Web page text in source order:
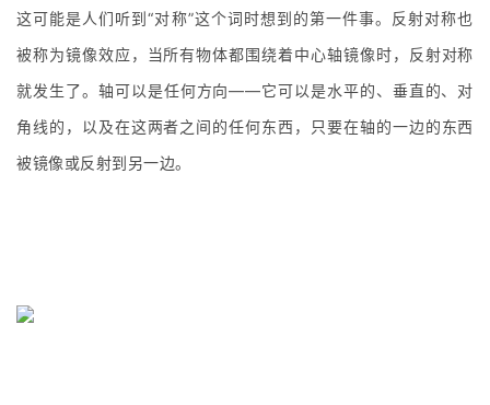
这可能是人们听到“对称”这个词时想到的第一件事。反射对称也
被称为镜像效应，当所有物体都围绕着中心轴镜像时，反射对称
就发生了。轴可以是任何方向——它可以是水平的、垂直的、对
角线的，以及在这两者之间的任何东西，只要在轴的一边的东西
被镜像或反射到另一边。